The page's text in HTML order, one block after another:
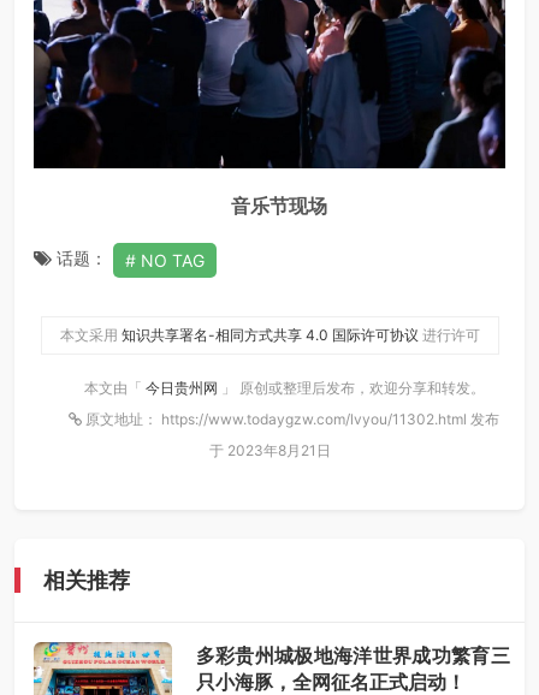
音乐节现场
话题： NO TAG
本文采用 知识共享署名-相同方式共享 4.0 国际许可协议 进行许可
本文由「 今日贵州网 」 原创或整理后发布，欢迎分享和转发。
原文地址： https://www.todaygzw.com/lvyou/11302.html 发布
于 2023年8月21日
相关推荐
多彩贵州城极地海洋世界成功繁育三
只小海豚，全网征名正式启动！